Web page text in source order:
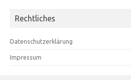
Rechtliches
Datenschutzerklärung
Impressum